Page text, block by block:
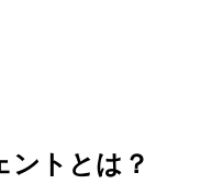
ントとは？